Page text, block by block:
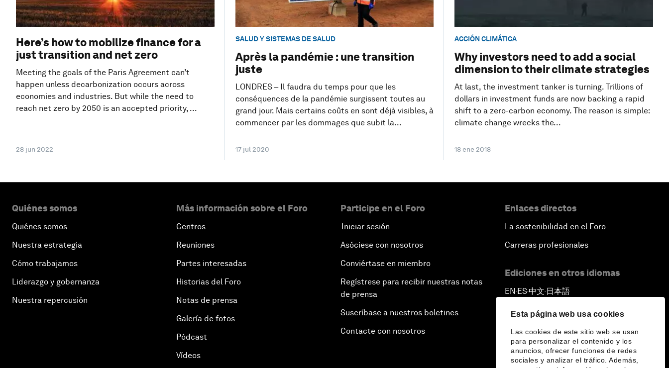
Esta página web usa cookies
Las cookies de este sitio web se usan
para personalizar el contenido y los
anuncios, ofrecer funciones de redes
sociales y analizar el tráfico. Además,
Here’s how to mobilize finance for a
just transition and net zero
Meeting the goals of the Paris Agreement can’t
happen unless decarbonization occurs across
economies and industries. But while the need to
reach net zero by 2050 is an accepted priority, ...
28 jun 2022
SALUD Y SISTEMAS DE SALUD
Après la pandémie : une transition
juste
LONDRES – Il faudra du temps pour que les
conséquences de la pandémie surgissent toutes au
grand jour. Mais certains coûts en sont déjà visibles, à
commencer par les dommages que subit la...
17 jul 2020
ACCIÓN CLIMÁTICA
Why investors need to add a social
dimension to their climate strategies
At last, the investment tanker is turning. Trillions of
dollars in investment funds are now backing a rapid
shift to a zero-carbon economy. The reason is simple:
climate change wrecks the...
18 ene 2018
Quiénes somos
Quiénes somos
Nuestra estrategia
Cómo trabajamos
Liderazgo y gobernanza
Nuestra repercusión
Más información sobre el Foro
Centros
Reuniones
Partes interesadas
Historias del Foro
Notas de prensa
Galería de fotos
Pódcast
Vídeos
Participe en el Foro
Iniciar sesión
Asóciese con nosotros
Conviértase en miembro
Regístrese para recibir nuestras notas
de prensa
Suscríbase a nuestros boletines
Contacte con nosotros
Enlaces directos
La sostenibilidad en el Foro
Carreras profesionales
Ediciones en otros idiomas
EN ▪ ES▪中文▪ 日本語